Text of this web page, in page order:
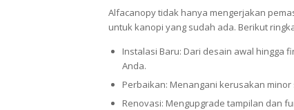
Alfacanopy tidak hanya mengerjakan
untuk kanopi yang sudah ada. Berikut
Instalasi Baru: Dari desain awal hingga
Anda.
Perbaikan: Menangani kerusakan
Renovasi: Mengupgrade tampilan dan